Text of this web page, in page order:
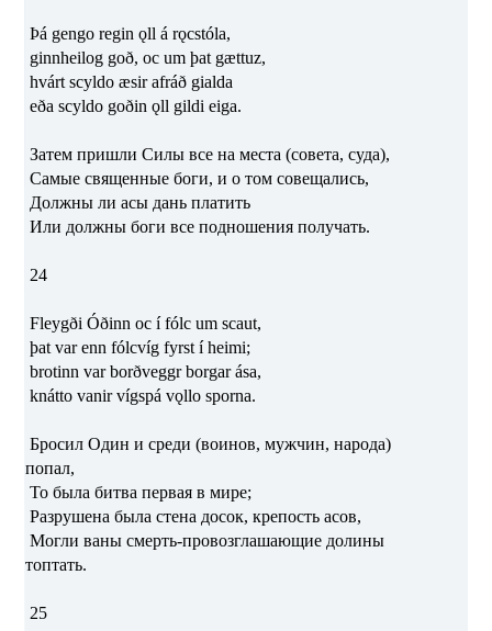
Þá gengo regin ǫll á rǫcstóla,
ginnheilog goð, oc um þat gættuz,
hvárt scyldo æsir afráð gialda
eða scyldo goðin ǫll gildi eiga.
Затем пришли Силы все на места (совета, суда),
Самые священные боги, и о том совещались,
Должны ли асы дань платить
Или должны боги все подношения получать.
24
Fleygði Óðinn oc í fólc um scaut,
þat var enn fólcvíg fyrst í heimi;
brotinn var borðveggr borgar ása,
knátto vanir vígspá vǫllo sporna.
Бросил Один и среди (воинов, мужчин, народа)
попал,
То была битва первая в мире;
Разрушена была стена досок, крепость асов,
Могли ваны смерть-провозглашающие долины
топтать.
25